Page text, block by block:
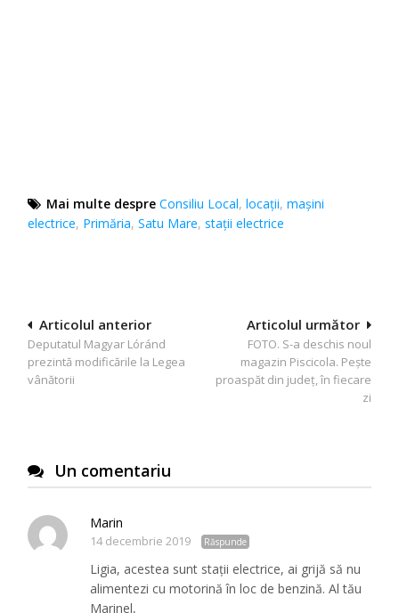
Mai multe despre Consiliu Local,locaţii,mașini
electrice, Primăria,Satu Mare,staţii electrice
Navigare
în
articole
Articolul următor
FOTO. S-a deschis noul
magazin Piscicola. Pește
proaspăt din județ, în fiecare
zi
Articolul anterior
Deputatul Magyar Lóránd
prezintă modificările la Legea
vânătorii
Un comentariu
Marin
14 decembrie 2019 Răspunde
Ligia, acestea sunt stații electrice, ai grijă să nu
alimentezi cu motorină în loc de benzină. Al tău
Marinel,